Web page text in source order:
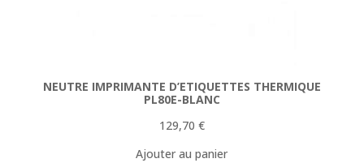
NEUTRE IMPRIMANTE D’ETIQUETTES THERMIQUE
PL80E-BLANC
129,70 €
Ajouter au panier